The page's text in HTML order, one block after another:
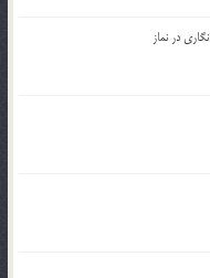
در نماز